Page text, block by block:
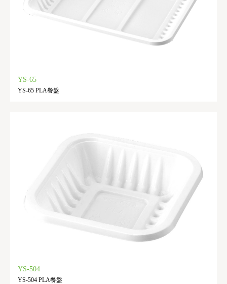
YS-65
YS-65 PLA餐盤
YS-504
YS-504 PLA餐盤